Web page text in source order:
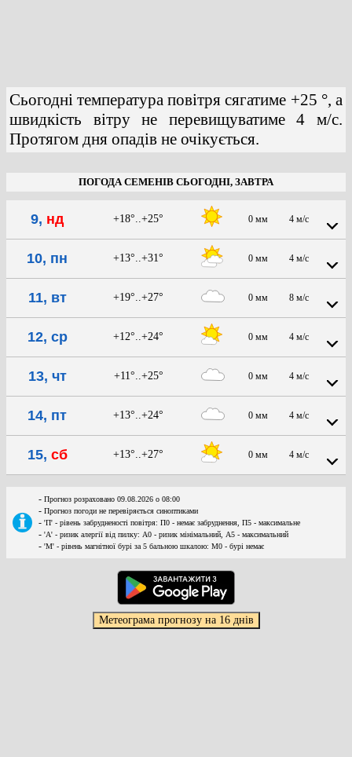
Сьогодні температура повітря сягатиме +25 °, а
швидкість вітру не перевищуватиме 4 м/с.
Протягом дня опадів не очікується.
ПОГОДА СЕМЕНІВ СЬОГОДНІ, ЗАВТРА
9, нд +18°..+25° 0 мм 4 м/с
10, пн +13°..+31° 0 мм 4 м/с
11, вт +19°..+27° 0 мм 8 м/с
12, ср +12°..+24° 0 мм 4 м/с
13, чт +11°..+25° 0 мм 4 м/с
14, пт +13°..+24° 0 мм 4 м/с
15, сб +13°..+27° 0 мм 4 м/с
- Прогноз розраховано 09.08.2026 о 08:00
- Прогноз погоди не перевіряється синоптиками
- 'П' - рівень забрудненості повітря: П0 - немає забруднення, П5 - максимальне
- 'А' - ризик алергії від пилку: А0 - ризик мінімальний, А5 - максимальний
- 'М' - рівень магнітної бурі за 5 бальною шкалою: M0 - бурі немає